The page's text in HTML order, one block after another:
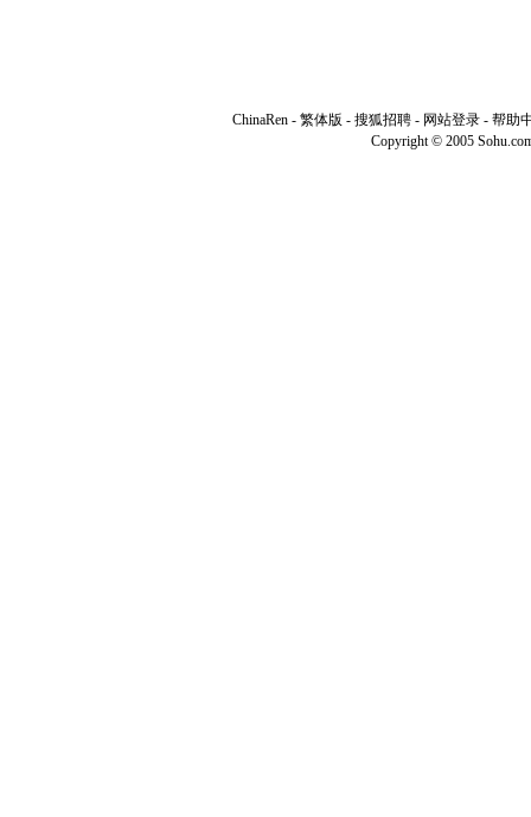
ChinaRen - 繁体版 - 搜狐招聘 - 网站登录 - 帮助
Copyright © 2005